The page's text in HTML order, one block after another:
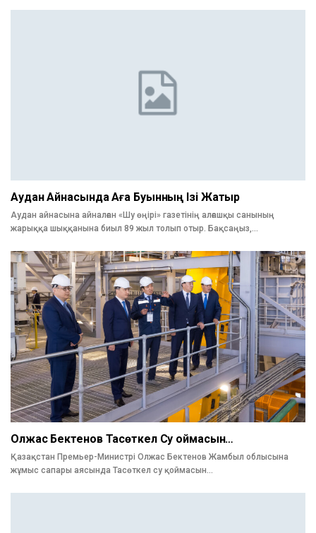
Аудан Айнасында Аға Буынның Ізі Жатыр
Аудан айнасына айналған «Шу өңірі» газетінің алғашқы санының
жарыққа шыққанына биыл 89 жыл толып отыр. Бақсаңыз,…
Олжас Бектенов Тасөткел Су Қоймасын…
Қазақстан Премьер-Министрі Олжас Бектенов Жамбыл облысына
жұмыс сапары аясында Тасөткел су қоймасын…